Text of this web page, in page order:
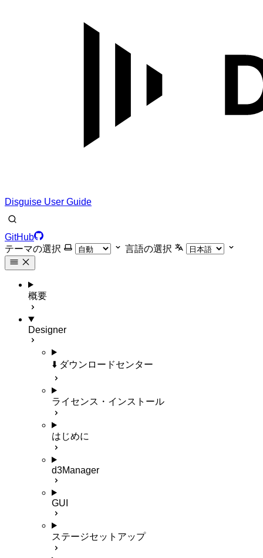
Disguise User Guide
GitHub
テーマの選択
言語の選択
概要
Designer
⬇️ ダウンロードセンター
ライセンス・インストール
はじめに
d3Manager
GUI
ステージセットアップ